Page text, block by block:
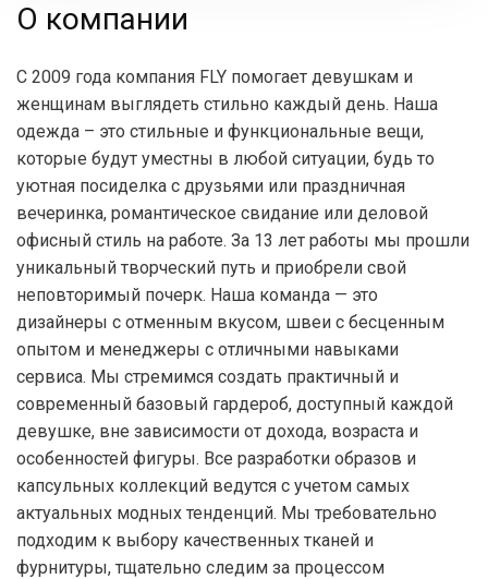
О компании
С 2009 года компания FLY помогает девушкам и
женщинам выглядеть стильно каждый день. Наша
одежда – это стильные и функциональные вещи,
которые будут уместны в любой ситуации, будь то
уютная посиделка с друзьями или праздничная
вечеринка, романтическое свидание или деловой
офисный стиль на работе. За 13 лет работы мы прошли
уникальный творческий путь и приобрели свой
неповторимый почерк. Наша команда — это
дизайнеры с отменным вкусом, швеи с бесценным
опытом и менеджеры с отличными навыками
сервиса. Мы стремимся создать практичный и
современный базовый гардероб, доступный каждой
девушке, вне зависимости от дохода, возраста и
особенностей фигуры. Все разработки образов и
капсульных коллекций ведутся с учетом самых
актуальных модных тенденций. Мы требовательно
подходим к выбору качественных тканей и
фурнитуры, тщательно следим за процессом